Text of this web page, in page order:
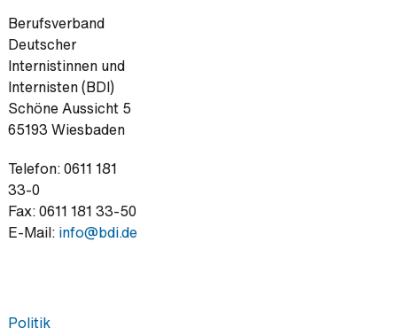
Berufsverband
Deutscher
Internistinnen und
Internisten (BDI)
Schöne Aussicht 5
65193 Wiesbaden
Telefon: 0611 181
33-0
Fax: 0611 181 33-50
E-Mail: info@bdi.de
Politik